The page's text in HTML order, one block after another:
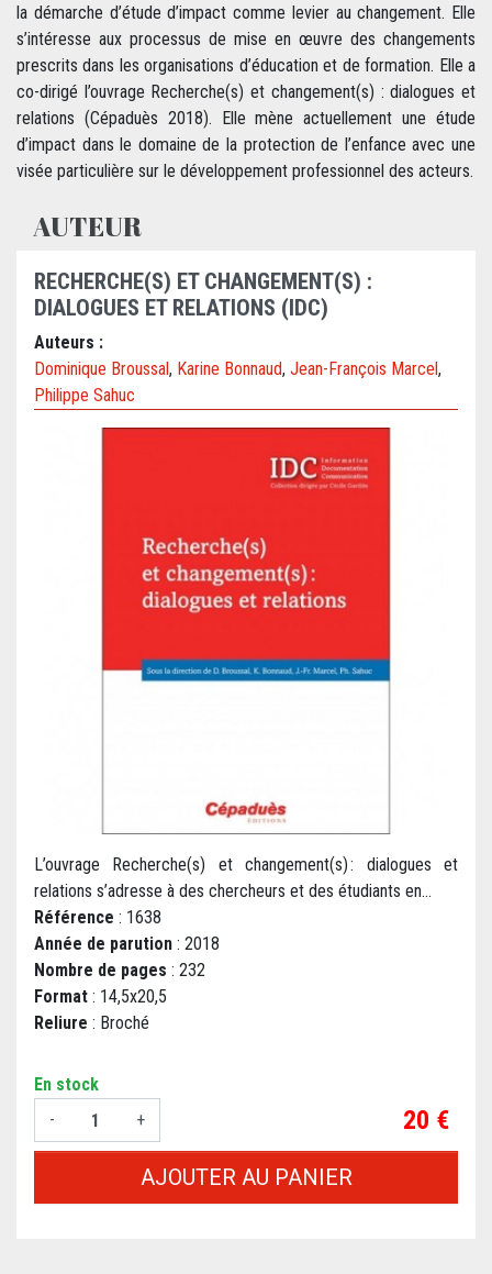
la démarche d’étude d’impact comme levier au changement. Elle
s’intéresse aux processus de mise en œuvre des changements
prescrits dans les organisations d’éducation et de formation. Elle a
co-dirigé l’ouvrage Recherche(s) et changement(s) : dialogues et
relations (Cépaduès 2018). Elle mène actuellement une étude
d’impact dans le domaine de la protection de l’enfance avec une
visée particulière sur le développement professionnel des acteurs.
AUTEUR
RECHERCHE(S) ET CHANGEMENT(S) :
DIALOGUES ET RELATIONS (IDC)
Auteurs :
Dominique Broussal, Karine Bonnaud, Jean-François Marcel ,
Philippe Sahuc
L’ouvrage Recherche(s) et changement(s) : dialogues et
relations s’adresse à des chercheurs et des étudiants en...
Référence : 1638
Année de parution : 2018
Nombre de pages : 232
Format : 14,5x20,5
Reliure : Broché
En stock
-
+ Prix
20 €
AJOUTER AU PANIER